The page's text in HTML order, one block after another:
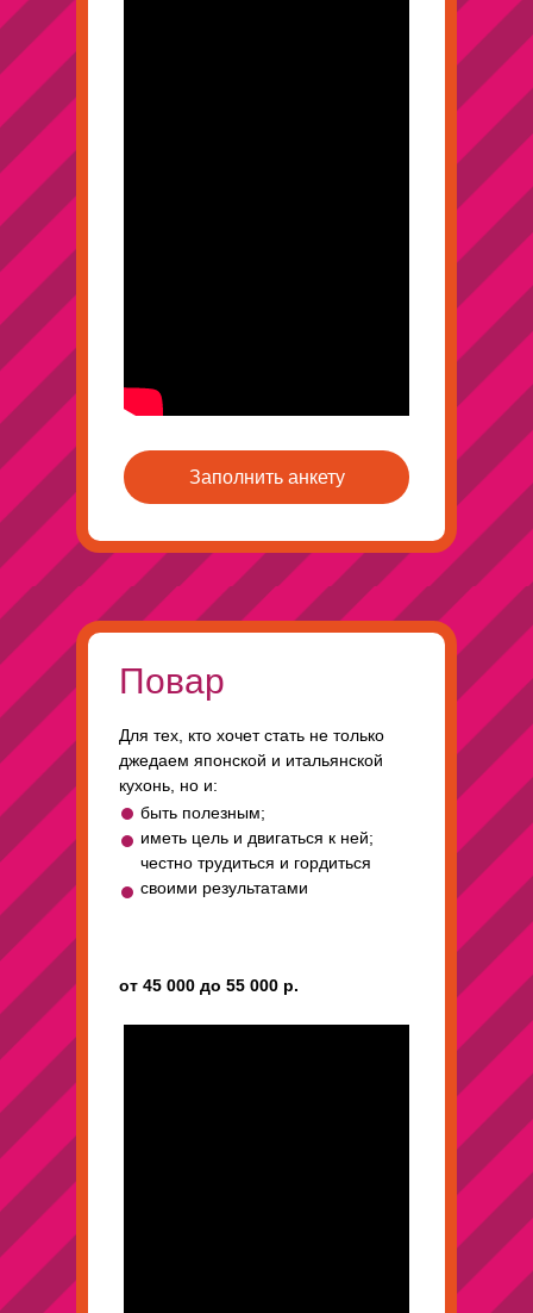
Заполнить анкету
Повар
Для тех, кто хочет стать не только
джедаем японской и итальянской
кухонь, но и:
быть полезным;
иметь цель и двигаться к ней;
честно трудиться и гордиться
своими результатами
от 45 000 до 55 000 р.